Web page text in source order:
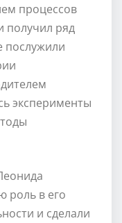
процессов
получил ряд
послужили
эксперименты
роль в его
и сделали